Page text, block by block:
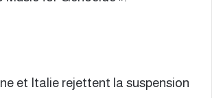
et Italie rejettent la suspension